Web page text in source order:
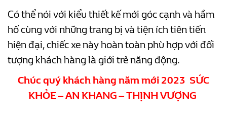
Có thể nói với kiểu thiết kế mới góc cạnh và hầm
hố cùng với những trang bị và tiện ích tiên tiến
hiện đại, chiếc xe này hoàn toàn phù hợp với đối
tượng khách hàng là giới trẻ năng động.
Chúc quý khách hàng năm mới 2023 SỨC
KHỎE – AN KHANG – THỊNH VƯỢNG